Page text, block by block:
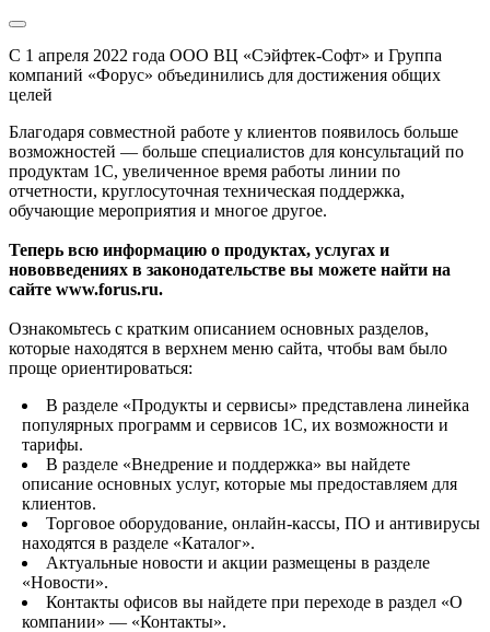
С 1 апреля 2022 года ООО ВЦ «Сэйфтек-Софт» и Группа
компаний «Форус» объединились для достижения общих
целей
Благодаря совместной работе у клиентов появилось больше
возможностей — больше специалистов для консультаций по
продуктам 1С, увеличенное время работы линии по
отчетности, круглосуточная техническая поддержка,
обучающие мероприятия и многое другое.
Теперь всю информацию о продуктах, услугах и
нововведениях в законодательстве вы можете найти на
сайте www.forus.ru.
Ознакомьтесь с кратким описанием основных разделов,
которые находятся в верхнем меню сайта, чтобы вам было
проще ориентироваться:
В разделе «Продукты и сервисы» представлена линейка
популярных программ и сервисов 1С, их возможности и
тарифы.
В разделе «Внедрение и поддержка» вы найдете
описание основных услуг, которые мы предоставляем для
клиентов.
Торговое оборудование, онлайн-кассы, ПО и антивирусы
находятся в разделе «Каталог».
Актуальные новости и акции размещены в разделе
«Новости».
Контакты офисов вы найдете при переходе в раздел «О
компании» — «Контакты».